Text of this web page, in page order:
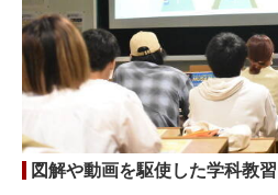
募集要項
図解や動画を駆使した学科教習